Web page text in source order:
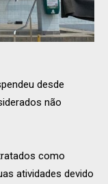
desde
não
como
atividades devido